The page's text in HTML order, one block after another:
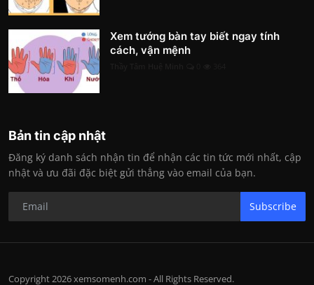
Xem tướng bàn tay biết ngay tính
cách, vận mệnh
Bản tin cập nhật
Đăng ký danh sách nhận tin để nhận các tin tức mới nhất, cập
nhật và ưu đãi đặc biệt gửi thẳng vào email của bạn.
Subscribe
Copyright 2026 xemsomenh.com - All Rights Reserved.